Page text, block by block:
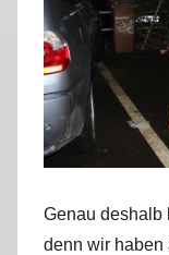
Genau deshalb
denn wir haben